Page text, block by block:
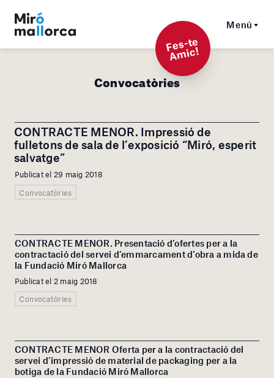
Menú
F
es-t
e
A
mi
c!
Convocatòries
CONTRACTE MENOR. Impressió de
fulletons de sala de l’exposició “Miró, esperit
salvatge”
Publicat el 29 maig 2018
Convocatòries
CONTRACTE MENOR. Presentació d’ofertes per a la
contractació del servei d’emmarcament d’obra a mida de
la Fundació Miró Mallorca
Publicat el 2 maig 2018
Convocatòries
CONTRACTE MENOR Oferta per a la contractació del
servei d’impressió de material de packaging per a la
botiga de la Fundació Miró Mallorca